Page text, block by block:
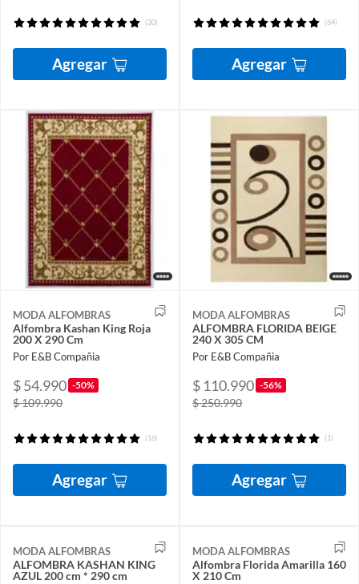
(30)
Agregar
(64)
Agregar
MODA ALFOMBRAS
Alfombra Kashan King Roja
200 X 290 Cm
Por E&B Compañia
$ 54.990 -50%
$ 109.990
(16)
Agregar
MODA ALFOMBRAS
ALFOMBRA FLORIDA BEIGE
240 X 305 CM
Por E&B Compañia
$ 110.990 -56%
$ 250.990
(1)
Agregar
MODA ALFOMBRAS
ALFOMBRA KASHAN KING
AZUL 200 cm * 290 cm
MODA ALFOMBRAS
Alfombra Florida Amarilla 160
X 210 Cm